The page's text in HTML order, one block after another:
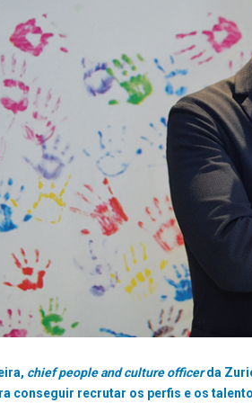
chief people and culture officerda
conseguir recrutar os perfis e os